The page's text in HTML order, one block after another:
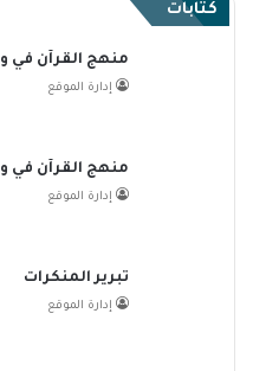
كتابات
منهج القرآن في
إدارة الموقع
منهج القرآن في
إدارة الموقع
تبرير المنكرات
إدارة الموقع